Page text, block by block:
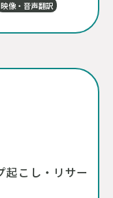
映像・音声翻訳
起こし・リサー